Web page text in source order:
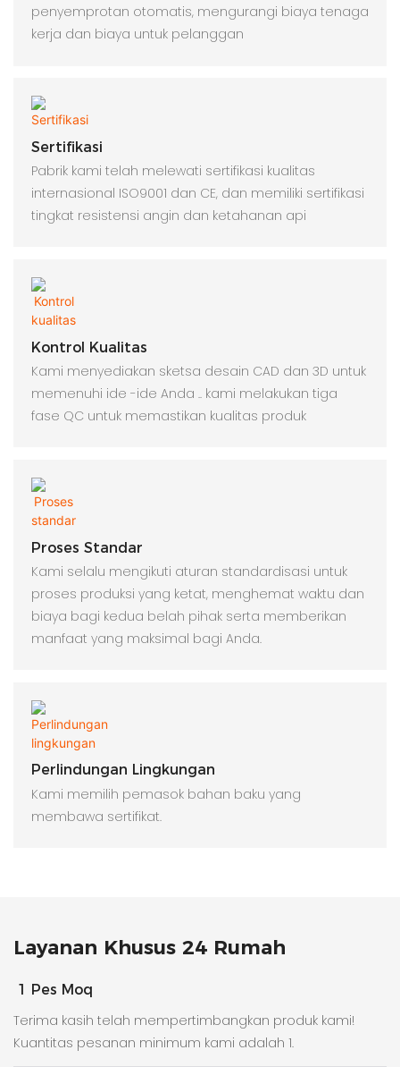
penyemprotan otomatis, mengurangi biaya tenaga
kerja dan biaya untuk pelanggan
Sertifikasi
Pabrik kami telah melewati sertifikasi kualitas
internasional ISO9001 dan CE, dan memiliki sertifikasi
tingkat resistensi angin dan ketahanan api
Kontrol Kualitas
Kami menyediakan sketsa desain CAD dan 3D untuk
memenuhi ide -ide Anda .. kami melakukan tiga
fase QC untuk memastikan kualitas produk
Proses Standar
Kami selalu mengikuti aturan standardisasi untuk
proses produksi yang ketat, menghemat waktu dan
biaya bagi kedua belah pihak serta memberikan
manfaat yang maksimal bagi Anda.
Perlindungan Lingkungan
Kami memilih pemasok bahan baku yang
membawa sertifikat.
Layanan Khusus 24 Rumah
1 Pes Moq
Terima kasih telah mempertimbangkan produk kami!
Kuantitas pesanan minimum kami adalah 1.